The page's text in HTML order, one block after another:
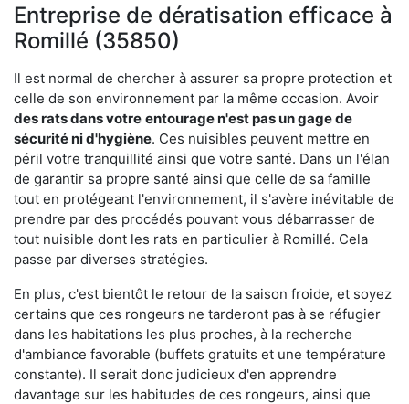
Entreprise de dératisation efficace à
Romillé (35850)
Il est normal de chercher à assurer sa propre protection et
celle de son environnement par la même occasion. Avoir
des rats dans votre entourage n'est pas un gage de
sécurité ni d'hygiène. Ces nuisibles peuvent mettre en
péril votre tranquillité ainsi que votre santé. Dans un l'élan
de garantir sa propre santé ainsi que celle de sa famille
tout en protégeant l'environnement, il s'avère inévitable de
prendre par des procédés pouvant vous débarrasser de
tout nuisible dont les rats en particulier à Romillé. Cela
passe par diverses stratégies.
En plus, c'est bientôt le retour de la saison froide, et soyez
certains que ces rongeurs ne tarderont pas à se réfugier
dans les habitations les plus proches, à la recherche
d'ambiance favorable (buffets gratuits et une température
constante). Il serait donc judicieux d'en apprendre
davantage sur les habitudes de ces rongeurs, ainsi que